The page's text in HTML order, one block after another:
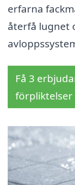
erfarna
återfå lugnet
Få 3
förpliktelser